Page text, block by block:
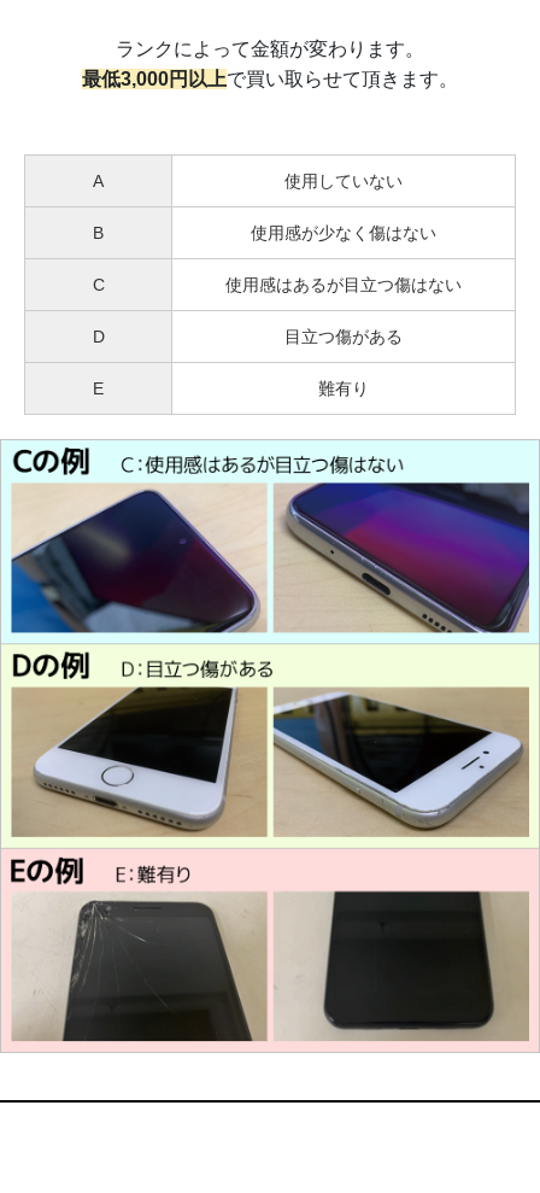
ランクによって金額が変わります。
最低3,000円以上で買い取らせて頂きます。
A 使用していない
B 使用感が少なく傷はない
C 使用感はあるが目立つ傷はない
D 目立つ傷がある
E 難有り